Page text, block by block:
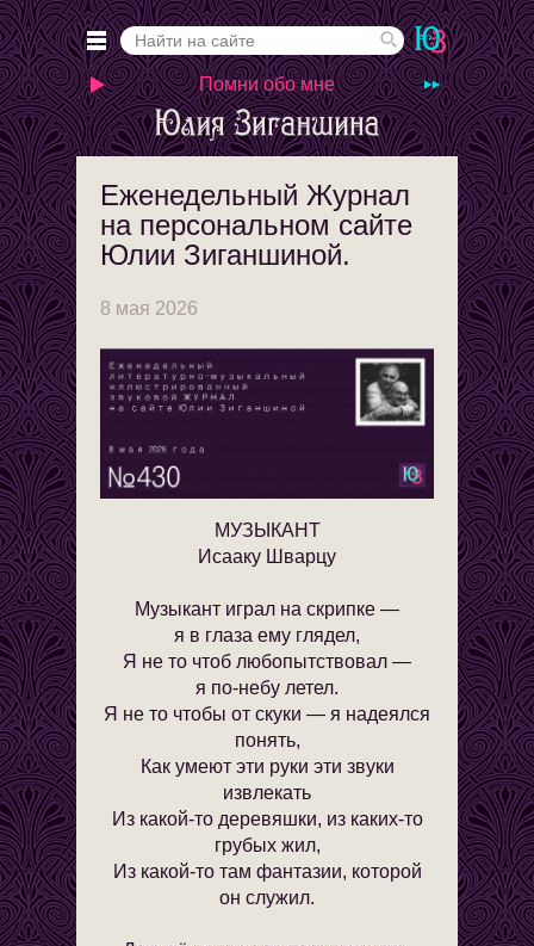
Помни обо мне
Еженедельный Журнал
на персональном сайте
Юлии Зиганшиной.
8 мая 2026
МУЗЫКАНТ
Исааку Шварцу
Музыкант играл на скрипке —
я в глаза ему глядел,
Я не то чтоб любопытствовал —
я по-небу летел.
Я не то чтобы от скуки — я надеялся
понять,
Как умеют эти руки эти звуки
извлекать
Из какой-то деревяшки, из каких-то
грубых жил,
Из какой-то там фантазии, которой
он служил.